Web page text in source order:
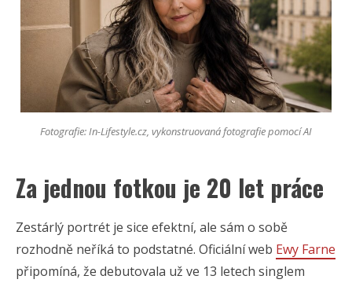
Fotografie: In-Lifestyle.cz, vykonstruovaná fotografie pomocí AI
Za jednou fotkou je 20 let práce
Zestárlý portrét je sice efektní, ale sám o sobě
rozhodně neříká to podstatné. Oficiální web Ewy Farne
připomíná, že debutovala už ve 13 letech singlem